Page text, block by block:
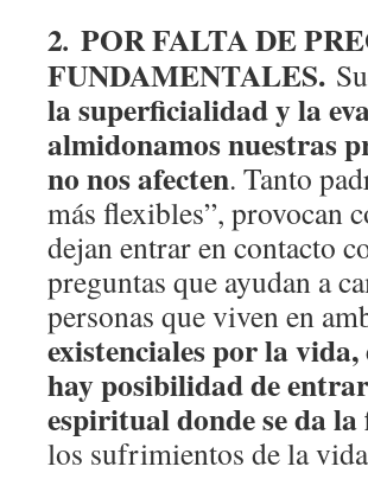
2. POR FALTA DE
FUNDAMENTALES.
la superficialidad y la
almidonamos nuestras
no nos afecten. Tanto
más flexibles”, provocan
dejan entrar en contacto
preguntas que ayudan a
personas que viven en
existenciales por la
hay posibilidad de
espiritual donde se da la
los sufrimientos de la